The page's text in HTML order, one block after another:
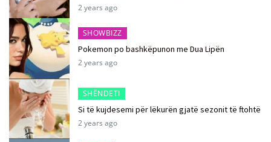
2 years ago
SHOWBIZZ
Pokemon po bashkëpunon me Dua Lipën
2 years ago
SHËNDETI
Si të kujdesemi për lëkurën gjatë sezonit të ftohtë
2 years ago